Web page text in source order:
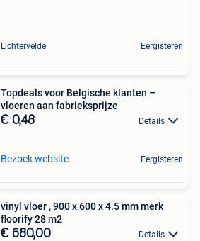
Lichtervelde Eergisteren
Topdeals voor Belgische klanten –
vloeren aan fabrieksprijze
€ 0,48 Details
Bezoek website Eergisteren
vinyl vloer , 900 x 600 x 4.5 mm merk
floorify 28 m2
€ 680,00 Details